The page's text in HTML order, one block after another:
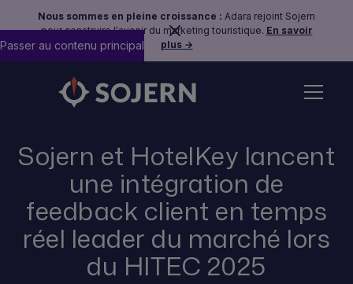
Nous sommes en pleine croissance : Adara rejoint Sojern
pour construire l'avenir du marketing touristique. En savoir
plus →
Passer au contenu principal
Sojern et HotelKey lancent
une intégration de
feedback client en temps
réel leader du marché lors
du HITEC 2025